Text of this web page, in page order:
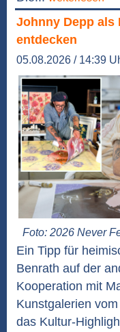
Johnny Depp als
entdecken
05.08.2026 / 14:39
Foto: 2026 Never
Ein Tipp für
Benrath auf der
Kooperation mit
Kunstgalerien
das Kultur-